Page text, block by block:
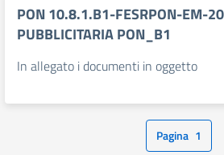
PON 10.8.1.B1-FESRPON-EM-
PUBBLICITARIA PON_B1
In allegato i documenti in oggetto
Pagina 1